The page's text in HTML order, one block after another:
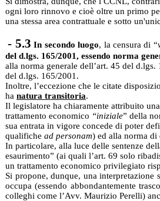
ogni loro rinnovo e cioè oltre un primo
una stessa area contrattuale e sotto
- 5.3 In secondo luogo, la censura di “
del d.lgs. 165/2001, essendo norma
alla norma generale dell’art. 45 del
del d.lgs. 165/2001.
Inoltre, l’eccezione che le citate
ha natura transitoria.
Il legislatore ha chiaramente attribuito
trattamento economico “iniziale” della
sua entrata in vigore concede di poter
qualifiche ad personam) ed alla norma di
In particolare, alla luce delle sentenze
esaurimento” (ai quali l’art. 69 solo
un trattamento economico privilegiato
Si propone, dunque, una
occupa (essendo abbondantemente
colleghi come l’Avv. Maurizio Perelli)